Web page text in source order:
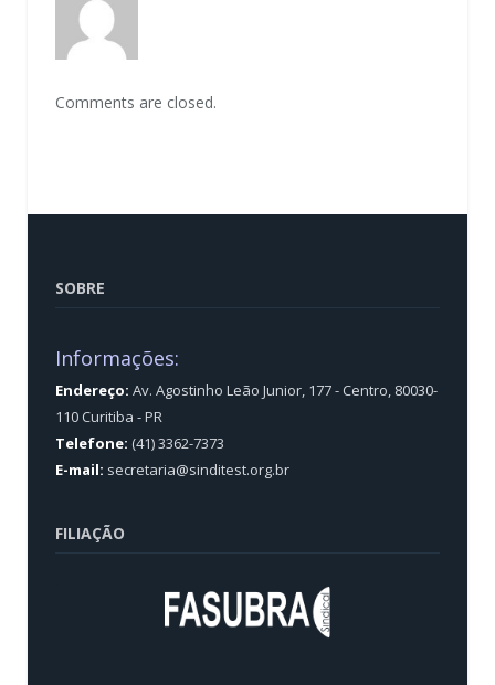
Comments are closed.
SOBRE
Informações:
Endereço: Av. Agostinho Leão Junior, 177 - Centro, 80030-
110 Curitiba - PR
Telefone: (41) 3362-7373
E-mail: secretaria@sinditest.org.br
FILIAÇÃO